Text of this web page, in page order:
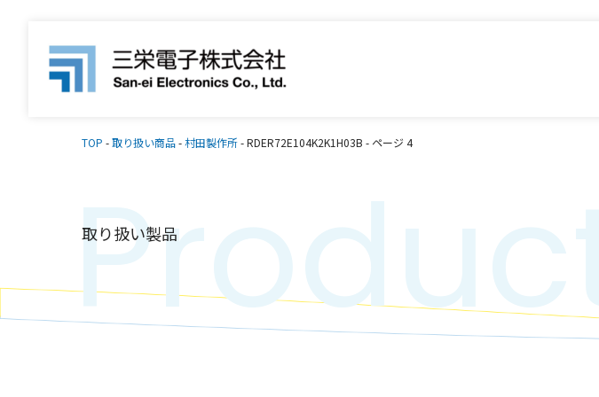
TOP -取り扱い商品-村田製作所-RDER72E104K2K1H03B - ページ 4
取り扱い製品
Products